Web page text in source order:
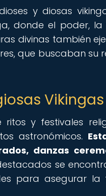
y diosas
donde el poder,
divinas también
que buscaban su
Vikingas
ritos y festivales
astronómicos.
danzas
se
para asegurar